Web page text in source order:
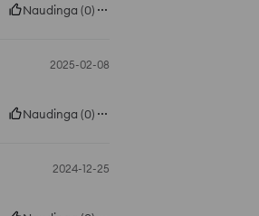
Naudinga (0)
2025-02-08
Naudinga (0)
2024-12-25